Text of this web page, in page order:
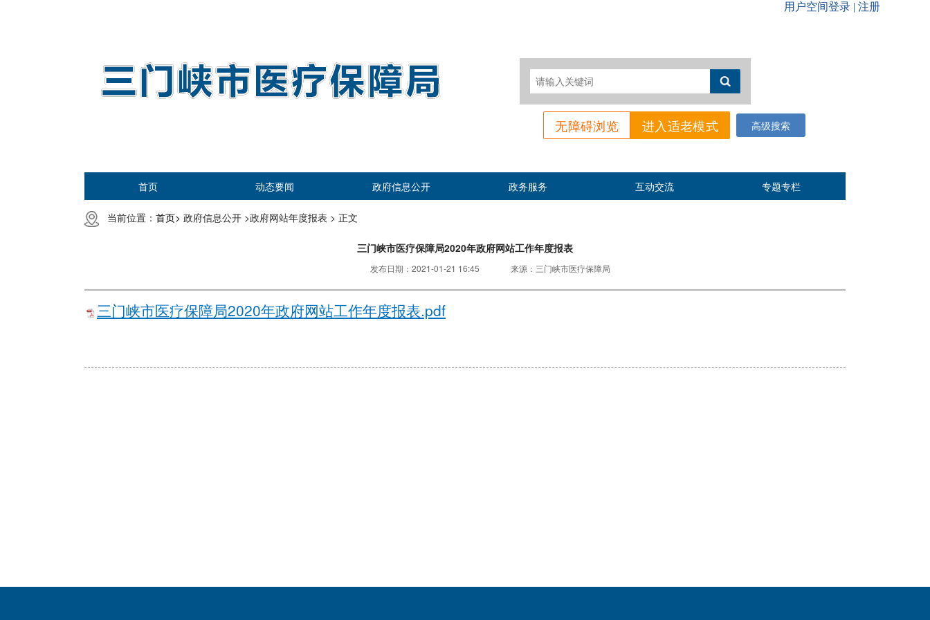
高级搜索
无障碍浏览 进入适老模式
首页 动态要闻 政府信息公开 政务服务 互动交流 专题专栏
当前位置： 首页> 政府信息公开 >政府网站年度报表 > 正文
三门峡市医疗保障局2020年政府网站工作年度报表
发布日期： 2021-01-21 16:45 来源： 三门峡市医疗保障局
三门峡市医疗保障局2020年政府网站工作年度报表.pdf